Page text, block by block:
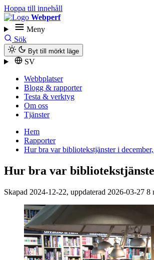
Hoppa till innehåll
Webperf
Meny
Sök
Byt till mörkt läge
SV
Webbplatser
Blogg & rapporter
Testa & verktyg
Om oss
Tjänster
Hem
Rapporter
Hur bra var biblioteks­tjänster i
Hur bra var
Skapad 2024-12-22, uppdaterad 2026-03-27 8